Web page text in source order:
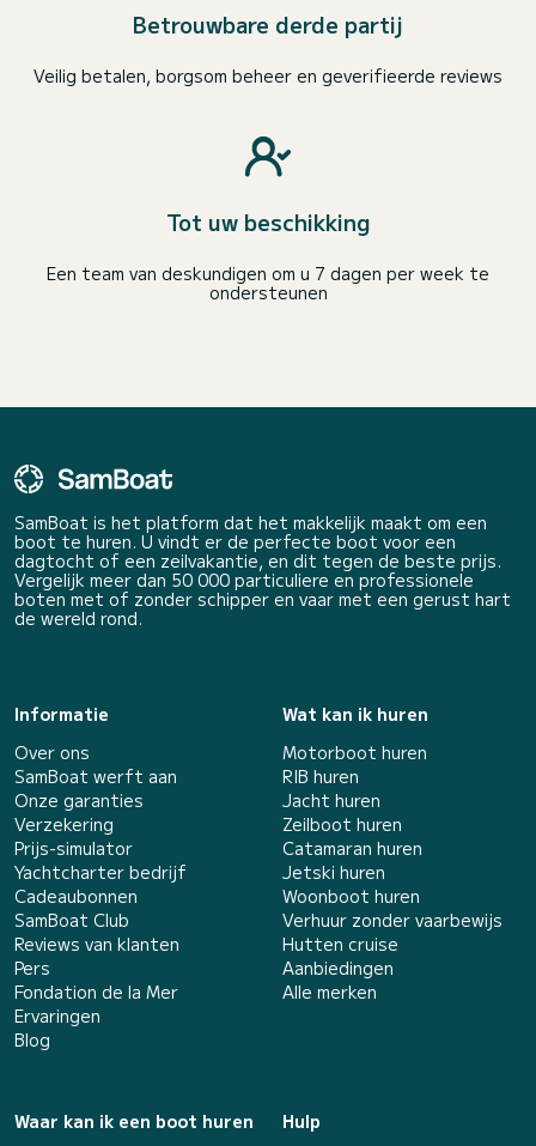
Betrouwbare derde partij
Veilig betalen, borgsom beheer en geverifieerde reviews
Tot uw beschikking
Een team van deskundigen om u 7 dagen per week te
ondersteunen
SamBoat is het platform dat het makkelijk maakt om een
boot te huren. U vindt er de perfecte boot voor een
dagtocht of een zeilvakantie, en dit tegen de beste prijs.
Vergelijk meer dan 50 000 particuliere en professionele
boten met of zonder schipper en vaar met een gerust hart
de wereld rond.
Informatie
Over ons
SamBoat werft aan
Onze garanties
Verzekering
Prijs-simulator
Yachtcharter bedrijf
Cadeaubonnen
SamBoat Club
Reviews van klanten
Pers
Fondation de la Mer
Ervaringen
Blog
Wat kan ik huren
Motorboot huren
RIB huren
Jacht huren
Zeilboot huren
Catamaran huren
Jetski huren
Woonboot huren
Verhuur zonder vaarbewijs
Hutten cruise
Aanbiedingen
Alle merken
Waar kan ik een boot huren
Hulp